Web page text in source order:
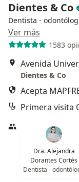
Dientes & Co
Dentista -
Ver más
1583
Dientes & Co
Acepta
Primera visita
Dra. Alejandra
Dorantes Cortés
Dentista -